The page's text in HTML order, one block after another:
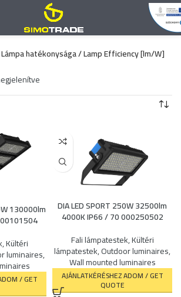
hatékonysága / Lamp Efficiency [lm/W]
130000lm
,Kültéri
luminaires,
/ GET
DIA LED SPORT 250W 32500lm
4000K IP66 / 70 000250502
Fali lámpatestek,Kültéri
lámpatestek,Outdoor luminaires,
Wall mounted luminaires
AJÁNLATKÉRÉSHEZ ADOM / GET
QUOTE